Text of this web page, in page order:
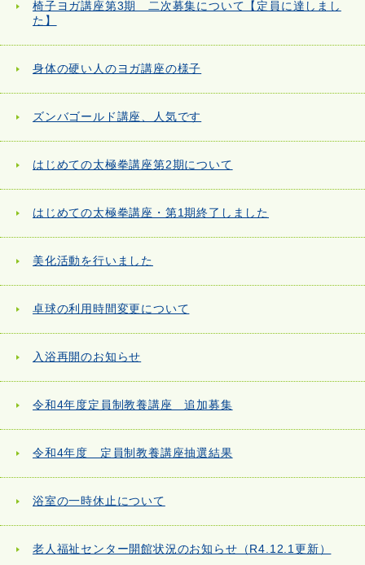
椅子ヨガ講座第3期 二次募集について【定員に達しまし
た】
身体の硬い人のヨガ講座の様子
ズンバゴールド講座、人気です
はじめての太極拳講座第2期について
はじめての太極拳講座・第1期終了しました
美化活動を行いました
卓球の利用時間変更について
入浴再開のお知らせ
令和4年度定員制教養講座 追加募集
令和4年度 定員制教養講座抽選結果
浴室の一時休止について
老人福祉センター開館状況のお知らせ（R4.12.1更新）